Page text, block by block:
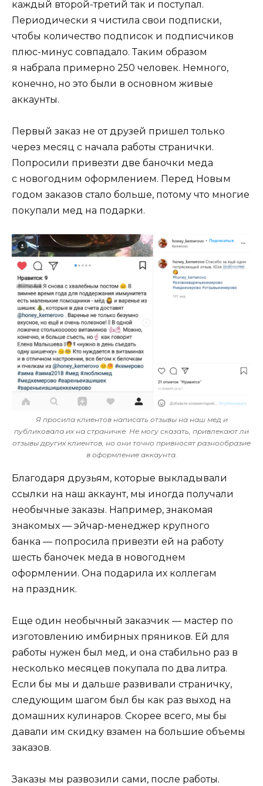
каждый второй-третий так и поступал.
Периодически я чистила свои подписки,
чтобы количество подписок и подписчиков
плюс-минус совпадало. Таким образом
я набрала примерно 250 человек. Немного,
конечно, но это были в основном живые
аккаунты.
Первый заказ не от друзей пришел только
через месяц с начала работы странички.
Попросили привезти две баночки меда
с новогодним оформлением. Перед Новым
годом заказов стало больше, потому что многие
покупали мед на подарки.
Я просила клиентов написать отзывы на наш мед и
публиковала их на страничке. Не могу сказать, привлекают ли
отзывы других клиентов, но они точно привносят разнообразие
в оформление аккаунта.
Благодаря друзьям, которые выкладывали
ссылки на наш аккаунт, мы иногда получали
необычные заказы. Например, знакомая
знакомых — эйчар-менеджер крупного
банка — попросила привезти ей на работу
шесть баночек меда в новогоднем
оформлении. Она подарила их коллегам
на праздник.
Еще один необычный заказчик — мастер по
изготовлению имбирных пряников. Ей для
работы нужен был мед, и она стабильно раз в
несколько месяцев покупала по два литра.
Если бы мы и дальше развивали страничку,
следующим шагом был бы как раз выход на
домашних кулинаров. Скорее всего, мы бы
давали им скидку взамен на большие объемы
заказов.
Заказы мы развозили сами, после работы.